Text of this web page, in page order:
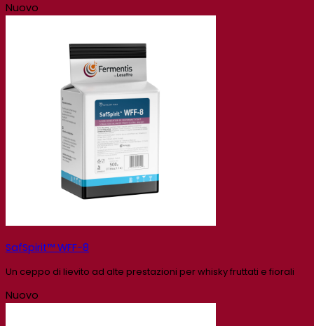
Nuovo
SafSpirit™ WFF-8
Un ceppo di lievito ad alte prestazioni per whisky fruttati e fiorali
Nuovo